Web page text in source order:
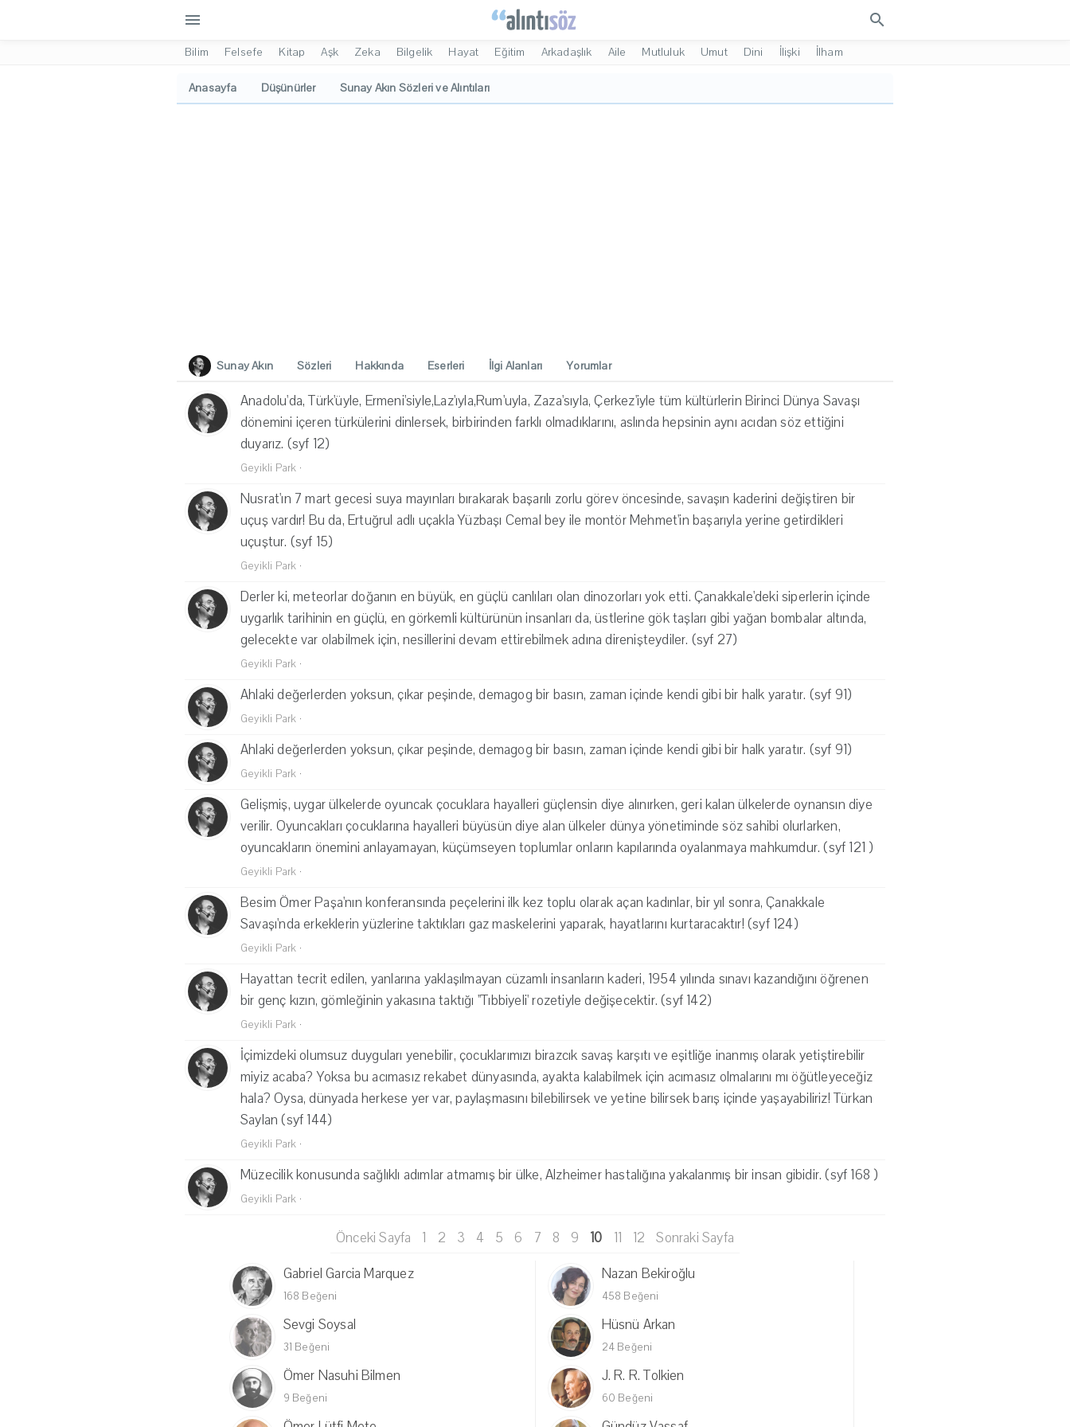
menu search
Bilim Felsefe Kitap Aşk Zeka Bilgelik Hayat Eğitim Arkadaşlık Aile Mutluluk Umut Dini İlişki İlham
Anasayfa Düşünürler Sunay Akın Sözleri ve Alıntıları
Sunay Akın Sözleri Hakkında Eserleri İlgi Alanları Yorumlar
Anadolu'da, Türk'üyle, Ermeni'siyle,Laz'ıyla,Rum'uyla, Zaza'sıyla, Çerkez'iyle tüm kültürlerin Birinci Dünya Savaşı
dönemini içeren türkülerini dinlersek, birbirinden farklı olmadıklarını, aslında hepsinin aynı acıdan söz ettiğini
duyarız. (syf 12)
Geyikli Park ·
Nusrat'ın 7 mart gecesi suya mayınları bırakarak başarılı zorlu görev öncesinde, savaşın kaderini değiştiren bir
uçuş vardır! Bu da, Ertuğrul adlı uçakla Yüzbaşı Cemal bey ile montör Mehmet'in başarıyla yerine getirdikleri
uçuştur. (syf 15)
Geyikli Park ·
Derler ki, meteorlar doğanın en büyük, en güçlü canlıları olan dinozorları yok etti. Çanakkale'deki siperlerin içinde
uygarlık tarihinin en güçlü, en görkemli kültürünün insanları da, üstlerine gök taşları gibi yağan bombalar altında,
gelecekte var olabilmek için, nesillerini devam ettirebilmek adına direnişteydiler. (syf 27)
Geyikli Park ·
Ahlaki değerlerden yoksun, çıkar peşinde, demagog bir basın, zaman içinde kendi gibi bir halk yaratır. (syf 91)
Geyikli Park ·
Ahlaki değerlerden yoksun, çıkar peşinde, demagog bir basın, zaman içinde kendi gibi bir halk yaratır. (syf 91)
Geyikli Park ·
Gelişmiş, uygar ülkelerde oyuncak çocuklara hayalleri güçlensin diye alınırken, geri kalan ülkelerde oynansın diye
verilir. Oyuncakları çocuklarına hayalleri büyüsün diye alan ülkeler dünya yönetiminde söz sahibi olurlarken,
oyuncakların önemini anlayamayan, küçümseyen toplumlar onların kapılarında oyalanmaya mahkumdur. (syf 121 )
Geyikli Park ·
Besim Ömer Paşa'nın konferansında peçelerini ilk kez toplu olarak açan kadınlar, bir yıl sonra, Çanakkale
Savaşı'nda erkeklerin yüzlerine taktıkları gaz maskelerini yaparak, hayatlarını kurtaracaktır! (syf 124)
Geyikli Park ·
Hayattan tecrit edilen, yanlarına yaklaşılmayan cüzamlı insanların kaderi, 1954 yılında sınavı kazandığını öğrenen
bir genç kızın, gömleğinin yakasına taktığı ''Tıbbiyeli' rozetiyle değişecektir. (syf 142)
Geyikli Park ·
İçimizdeki olumsuz duyguları yenebilir, çocuklarımızı birazcık savaş karşıtı ve eşitliğe inanmış olarak yetiştirebilir
miyiz acaba? Yoksa bu acımasız rekabet dünyasında, ayakta kalabilmek için acımasız olmalarını mı öğütleyeceğiz
hala? Oysa, dünyada herkese yer var, paylaşmasını bilebilirsek ve yetine bilirsek barış içinde yaşayabiliriz! Türkan
Saylan (syf 144)
Geyikli Park ·
Müzecilik konusunda sağlıklı adımlar atmamış bir ülke, Alzheimer hastalığına yakalanmış bir insan gibidir. (syf 168 )
Geyikli Park ·
Önceki Sayfa 1 2 3 4 5 6 7 8 9 10 11 12
Sonraki Sayfa
Gabriel Garcia Marquez
168 Beğeni
Nazan Bekiroğlu
458 Beğeni
Sevgi Soysal
31 Beğeni
Hüsnü Arkan
24 Beğeni
Ömer Nasuhi Bilmen
9 Beğeni
J. R. R. Tolkien
60 Beğeni